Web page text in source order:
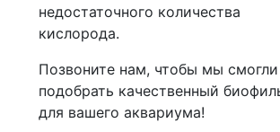
недостаточного количества
кислорода.
Позвоните нам, чтобы мы смогли
подобрать качественный
для вашего аквариума!